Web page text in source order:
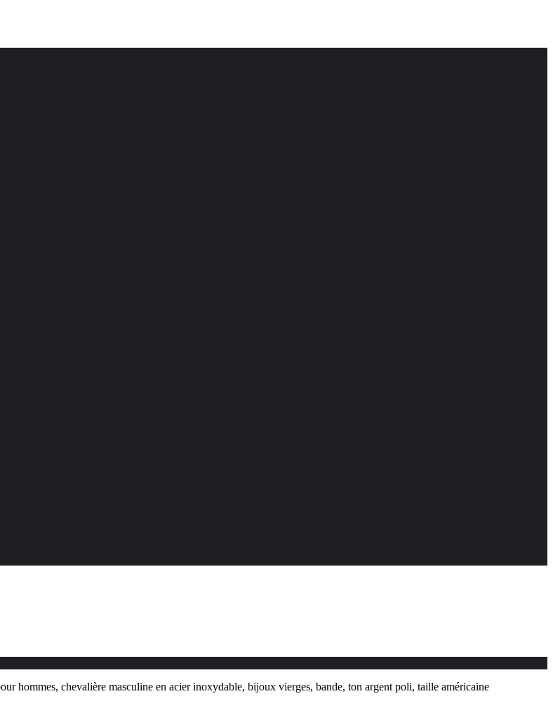
hommes, chevalière masculine en acier inoxydable, bijoux vierges, bande, ton argent poli, taille américaine